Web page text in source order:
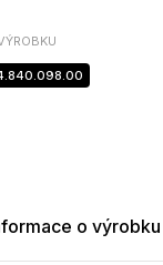
o výrobku